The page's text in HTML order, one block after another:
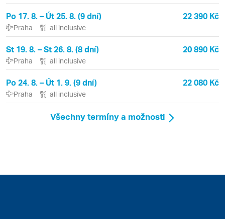
Po 17. 8. – Út 25. 8. (9 dní) 22 390 Kč
Praha all inclusive
St 19. 8. – St 26. 8. (8 dní) 20 890 Kč
Praha all inclusive
Po 24. 8. – Út 1. 9. (9 dní) 22 080 Kč
Praha all inclusive
Všechny termíny a možnosti